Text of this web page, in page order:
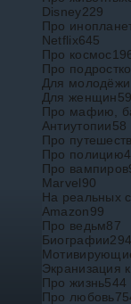
Disney229
Про
Netflix645
Про космос
Про
Для молодёжи
Для женщин
Про мафию,
Антиутопии58
Про
Про полицию
Про вампиров
Marvel90
На реальных
Amazon99
Про ведьм87
Биографии294
Экранизация
Про жизнь544
Про любовь